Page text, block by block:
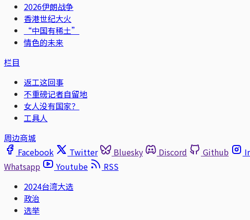
2026伊朗战争
香港世纪大火
“中国有稀土”
情色的未来
栏目
返工这回事
不重磅记者自留地
女人没有国家？
工具人
周边商城
Facebook
Twitter Bluesky Discord Github
Whatsapp
Youtube
RSS
2024台湾大选
政治
选举